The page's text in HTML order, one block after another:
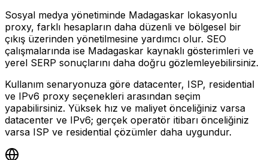
Sosyal medya yönetiminde Madagaskar lokasyonlu
proxy, farklı hesapların daha düzenli ve bölgesel bir
çıkış üzerinden yönetilmesine yardımcı olur. SEO
çalışmalarında ise Madagaskar kaynaklı gösterimleri ve
yerel SERP sonuçlarını daha doğru gözlemleyebilirsiniz.
Kullanım senaryonuza göre datacenter, ISP, residential
ve IPv6 proxy seçenekleri arasından seçim
yapabilirsiniz. Yüksek hız ve maliyet önceliğiniz varsa
datacenter ve IPv6; gerçek operatör itibarı önceliğiniz
varsa ISP ve residential çözümler daha uygundur.